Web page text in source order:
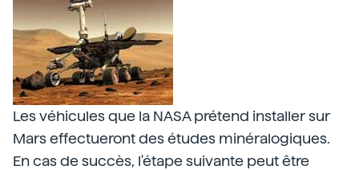
Les véhicules que la NASA prétend installer sur
Mars effectueront des études minéralogiques.
En cas de succès, l'étape suivante peut être